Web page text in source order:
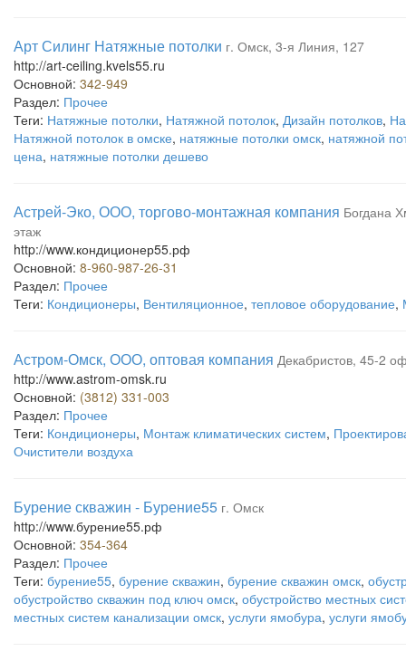
Арт Силинг Натяжные потолки г. Омск, 3-я Линия, 127
http://art-ceiling.kvels55.ru
Основной: 342-949
Раздел: Прочее
Теги: Натяжные потолки, Натяжной потолок, Дизайн потолков,
Натяжной потолок в омске, натяжные потолки омск, натяжной
цена, натяжные потолки дешево
Астрей-Эко, ООО, торгово-монтажная компания Богдана
этаж
http://www.кондиционер55.рф
Основной: 8-960-987-26-31
Раздел: Прочее
Теги: Кондиционеры, Вентиляционное, тепловое оборудование,
Астром-Омск, ООО, оптовая компания Декабристов, 45-2
http://www.astrom-omsk.ru
Основной: (3812) 331-003
Раздел: Прочее
Теги: Кондиционеры, Монтаж климатических систем,
Очистители воздуха
Бурение скважин - Бурение55 г. Омск
http://www.бурение55.рф
Основной: 354-364
Раздел: Прочее
Теги: бурение55, бурение скважин, бурение скважин омск,
обустройство скважин под ключ омск, обустройство местных
местных систем канализации омск, услуги ямобура, услуги